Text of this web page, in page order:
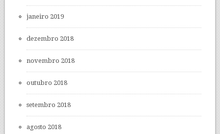
janeiro 2019
dezembro 2018
novembro 2018
outubro 2018
setembro 2018
agosto 2018